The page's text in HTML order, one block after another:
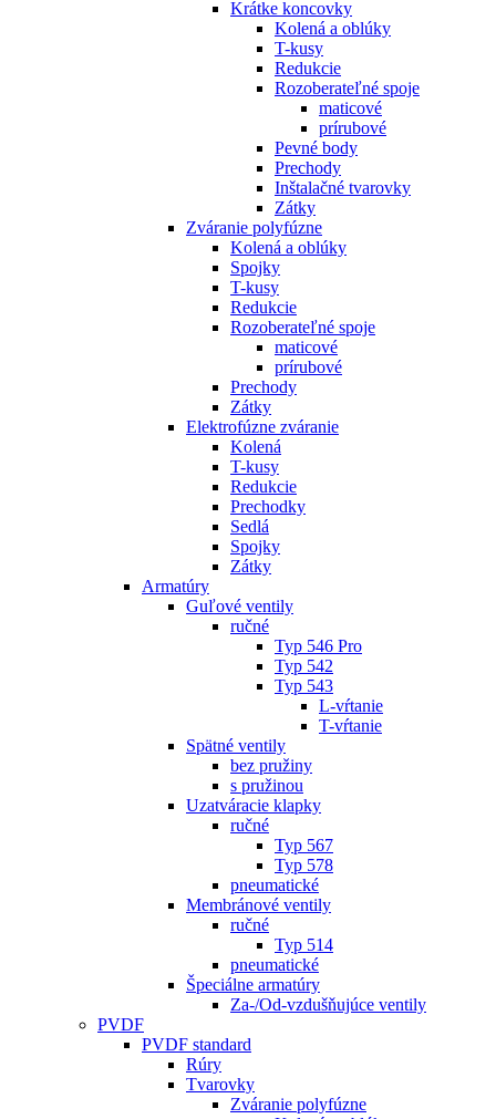
Krátke koncovky
Kolená a oblúky
T-kusy
Redukcie
Rozoberateľné spoje
maticové
prírubové
Pevné body
Prechody
Inštalačné tvarovky
Zátky
Zváranie polyfúzne
Kolená a oblúky
Spojky
T-kusy
Redukcie
Rozoberateľné spoje
maticové
prírubové
Prechody
Zátky
Elektrofúzne zváranie
Kolená
T-kusy
Redukcie
Prechodky
Sedlá
Spojky
Zátky
Armatúry
Guľové ventily
ručné
Typ 546 Pro
Typ 542
Typ 543
L-vŕtanie
T-vŕtanie
Spätné ventily
bez pružiny
s pružinou
Uzatváracie klapky
ručné
Typ 567
Typ 578
pneumatické
Membránové ventily
ručné
Typ 514
pneumatické
Špeciálne armatúry
Za-/Od-vzdušňujúce ventily
PVDF
PVDF standard
Rúry
Tvarovky
Zváranie polyfúzne